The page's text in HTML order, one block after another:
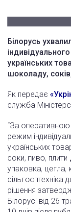
Білорусь
українських
шоколаду,
Як передає
служба
“За
режим
українських
соки, пиво,
упаковка, цегла,
сільгосптехніка
рішення
Білорусі від 26